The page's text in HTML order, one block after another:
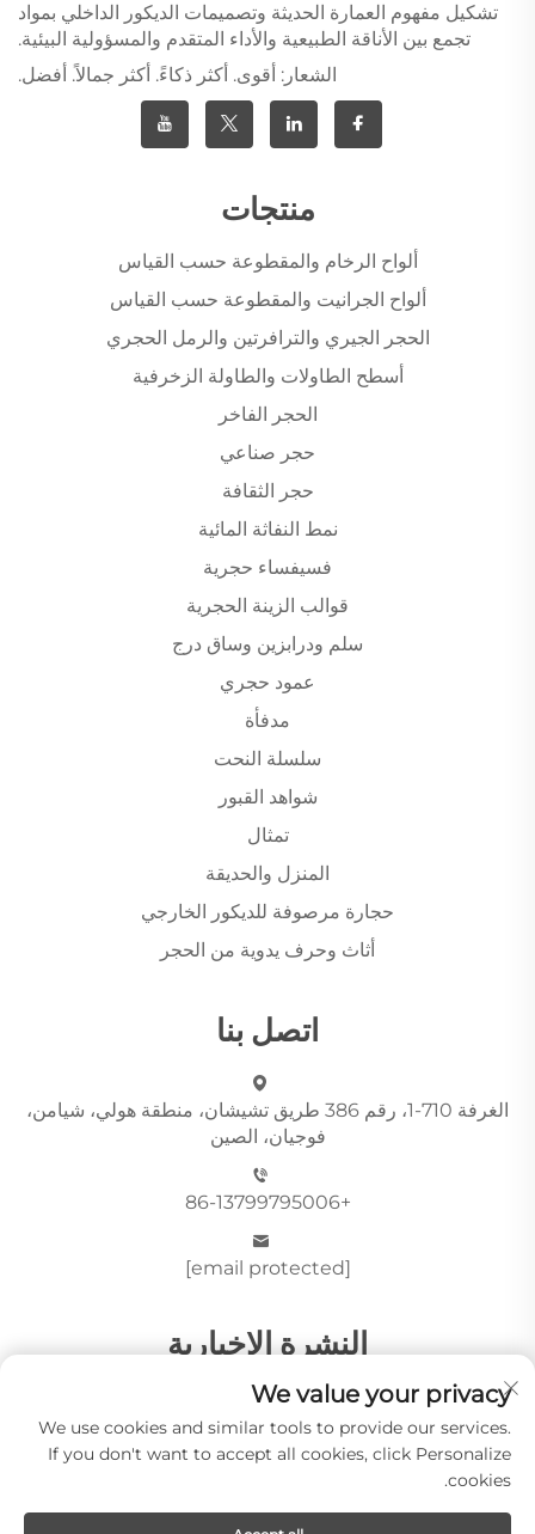
تشكيل مفهوم العمارة الحديثة وتصميمات الديكور الداخلي بمواد
تجمع بين الأناقة الطبيعية والأداء المتقدم والمسؤولية البيئية.
الشعار: أقوى. أكثر ذكاءً. أكثر جمالاً. أفضل.
منتجات
ألواح الرخام والمقطوعة حسب القياس
ألواح الجرانيت والمقطوعة حسب القياس
الحجر الجيري والترافرتين والرمل الحجري
أسطح الطاولات والطاولة الزخرفية
الحجر الفاخر
حجر صناعي
حجر الثقافة
نمط النفاثة المائية
فسيفساء حجرية
قوالب الزينة الحجرية
سلم ودرابزين وساق درج
عمود حجري
مدفأة
سلسلة النحت
شواهد القبور
تمثال
المنزل والحديقة
حجارة مرصوفة للديكور الخارجي
أثاث وحرف يدوية من الحجر
اتصل بنا
الغرفة 710-1، رقم 386 طريق تشيشان، منطقة هولي، شيامن،
فوجيان، الصين
+86-13799795006
[email protected]
النشرة الإخبارية
أرسِل
We value your privacy
We use cookies and similar tools to provide our services.
If you don't want to accept all cookies, click Personalize
cookies.